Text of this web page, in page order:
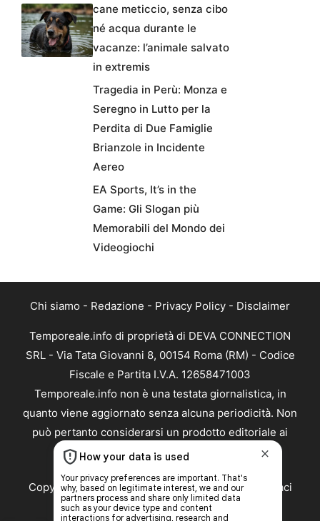
cane meticcio, senza cibo
né acqua durante le
vacanze: l’animale salvato
in extremis
Tragedia in Perù: Monza e
Seregno in Lutto per la
Perdita di Due Famiglie
Brianzole in Incidente
Aereo
EA Sports, It’s in the
Game: Gli Slogan più
Memorabili del Mondo dei
Videogiochi
Chi siamo - Redazione - Privacy Policy - Disclaimer
Temporeale.info di proprietà di DEVA CONNECTION
SRL - Via Tata Giovanni 8, 00154 Roma (RM) - Codice
Fiscale e Partita I.V.A. 12658471003
Temporeale.info non è una testata giornalistica, in
quanto viene aggiornato senza alcuna periodicità. Non
può pertanto considerarsi un prodotto editoriale ai
sensi della legge n. 62 del 07.03.2001
Copyright ©2026 - Tutti i diritti riservati -Contattaci